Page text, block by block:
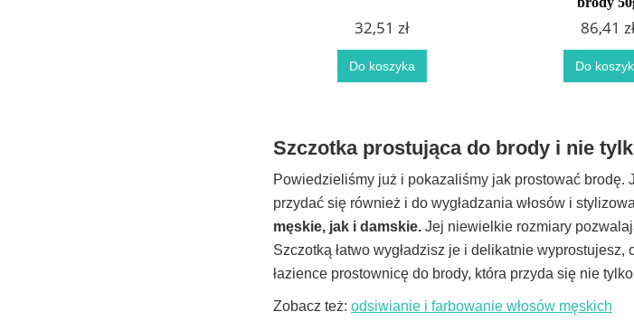
32,51 zł
Do koszyka
86,41 zł
Do
Szczotka prostująca do brody i nie
Powiedzieliśmy już i pokazaliśmy jak prostować brodę.
przydać się również i do wygładzania włosów i
męskie, jak i damskie. Jej niewielkie rozmiary
Szczotką łatwo wygładzisz je i delikatnie
łazience prostownicę do brody, która przyda się nie
Zobacz też: odsiwianie i farbowanie włosów męskich